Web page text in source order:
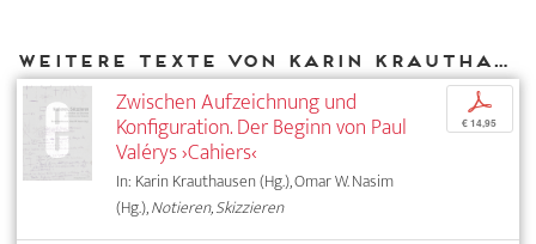
Weitere Texte von Karin Krauthausen bei DIAPHANES
Zwischen Aufzeichnung und
Konfiguration. Der Beginn von Paul
Valérys ›Cahiers‹
In: Karin Krauthausen (Hg.), Omar W. Nasim
(Hg.),Notieren, Skizzieren
p
€ 14,95